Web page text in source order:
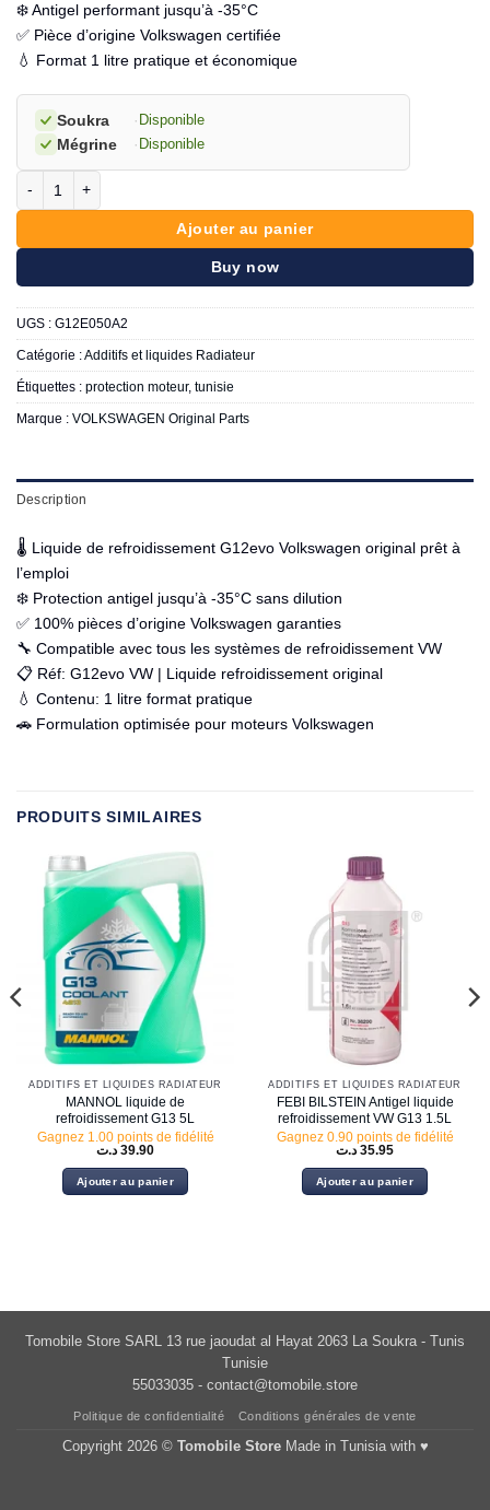
❄️ Antigel performant jusqu’à -35°C
✅ Pièce d’origine Volkswagen certifiée
💧 Format 1 litre pratique et économique
Soukra · Disponible
Mégrine · Disponible
Ajouter au panier
Buy now
UGS : G12E050A2
Catégorie :Additifs et liquides Radiateur
Étiquettes : protection moteur, tunisie
Marque : VOLKSWAGEN Original Parts
Description
🌡️ Liquide de refroidissement G12evo Volkswagen original prêt à
l’emploi
❄️ Protection antigel jusqu’à -35°C sans dilution
✅ 100% pièces d’origine Volkswagen garanties
🔧 Compatible avec tous les systèmes de refroidissement VW
📋 Réf: G12evo VW | Liquide refroidissement original
💧 Contenu: 1 litre format pratique
🚗 Formulation optimisée pour moteurs Volkswagen
PRODUITS SIMILAIRES
ADDITIFS ET LIQUIDES RADIATEUR
MANNOL liquide de
refroidissement G13 5L
Gagnez 1.00 points de fidélité
39.90 د.ت
Ajouter au panier
ADDITIFS ET LIQUIDES RADIATEUR
FEBI BILSTEIN Antigel liquide
refroidissement VW G13 1.5L
Gagnez 0.90 points de fidélité
35.95 د.ت
Ajouter au panier
Tomobile Store SARL 13 rue jaoudat al Hayat 2063 La Soukra - Tunis
Tunisie
55033035 - contact@tomobile.store
Politique de confidentialité Conditions générales de vente
Copyright 2026 © Tomobile StoreMade in Tunisia with ♥